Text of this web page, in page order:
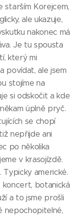
starším Korejcem,
ale ukazuje,
nakonec má
Je tu spousta
který mi
povídat, ale jsem
stojíme na
si odskočit a kde
úplně pryč.
se chopí
nepřijde ani
po několika
v krasojízdě.
Typicky americké.
koncert, botanická
a to jsme prošli
nepochopitelné,